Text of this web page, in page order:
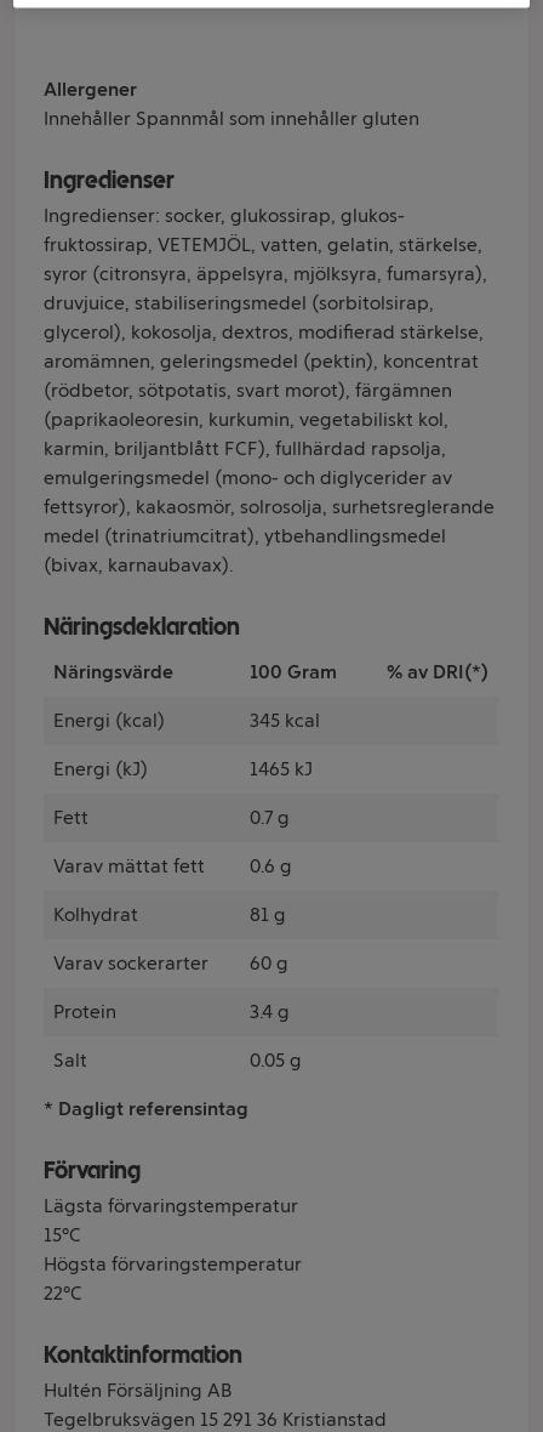
Allergener
Innehåller Spannmål som innehåller gluten
Ingredienser
Ingredienser: socker, glukossirap, glukos-
fruktossirap, VETEMJÖL, vatten, gelatin, stärkelse,
syror (citronsyra, äppelsyra, mjölksyra, fumarsyra),
druvjuice, stabiliseringsmedel (sorbitolsirap,
glycerol), kokosolja, dextros, modifierad stärkelse,
aromämnen, geleringsmedel (pektin), koncentrat
(rödbetor, sötpotatis, svart morot), färgämnen
(paprikaoleoresin, kurkumin, vegetabiliskt kol,
karmin, briljantblått FCF), fullhärdad rapsolja,
emulgeringsmedel (mono- och diglycerider av
fettsyror), kakaosmör, solrosolja, surhetsreglerande
medel (trinatriumcitrat), ytbehandlingsmedel
(bivax, karnaubavax).
Näringsdeklaration
Näringsvärde 100 Gram % av DRI(*)
Energi (kcal) 345 kcal
Energi (kJ) 1465 kJ
Fett 0.7 g
Varav mättat fett 0.6 g
Kolhydrat 81 g
Varav sockerarter 60 g
Protein 3.4 g
Salt 0.05 g
* Dagligt referensintag
Förvaring
Lägsta förvaringstemperatur
15°C
Högsta förvaringstemperatur
22°C
Kontaktinformation
Hultén Försäljning AB
Tegelbruksvägen 15 291 36 Kristianstad